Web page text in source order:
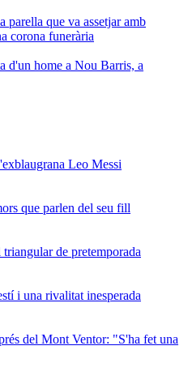
parella que va assetjar amb
corona funerària
d'un home a Nou Barris, a
Leo Messi
que parlen del seu fill
de pretemporada
i una rivalitat inesperada
del Mont Ventor: "S'ha fet una